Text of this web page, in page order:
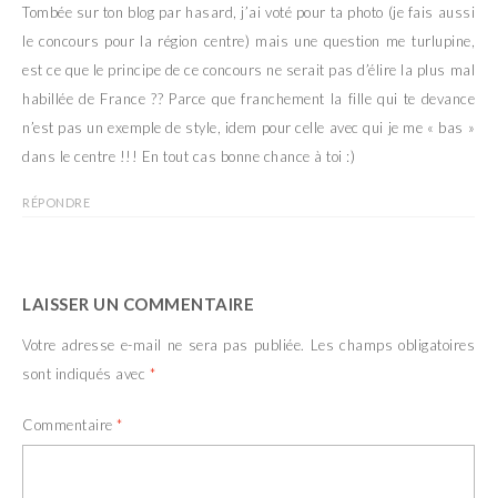
Tombée sur ton blog par hasard, j’ai voté pour ta photo (je fais aussi
le concours pour la région centre) mais une question me turlupine,
est ce que le principe de ce concours ne serait pas d’élire la plus mal
habillée de France ?? Parce que franchement la fille qui te devance
n’est pas un exemple de style, idem pour celle avec qui je me « bas »
dans le centre !!! En tout cas bonne chance à toi :)
RÉPONDRE
LAISSER UN COMMENTAIRE
Votre adresse e-mail ne sera pas publiée. Les champs obligatoires
sont indiqués avec *
Commentaire *